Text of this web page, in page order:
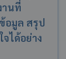
านที่
อมูล สรุป
ได้อย่าง